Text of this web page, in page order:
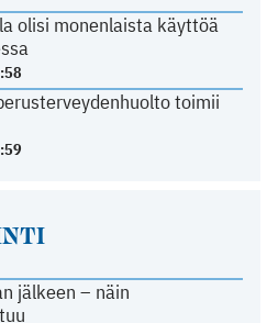
olisi monenlaista käyttöä
toimii
jälkeen – näin